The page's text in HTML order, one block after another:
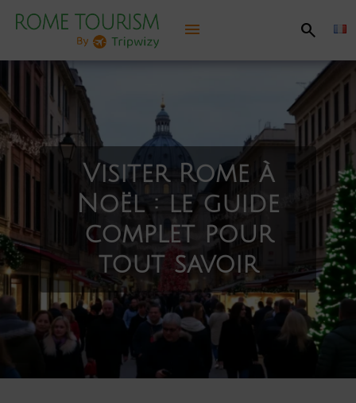
menu
Informations pratiques
A voir, à faire
Se divertir
Jubilé 2025
search
Visiter Rome à
Noël : le guide
complet pour
tout savoir